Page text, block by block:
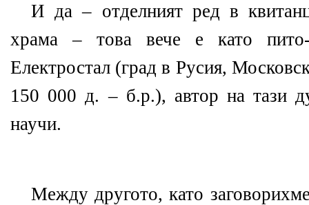
И да – отделният ред в
храма – това вече е като
Електростал (град в Русия,
150 000 д. – б.р.), автор на тази
научи.
Между другото, като